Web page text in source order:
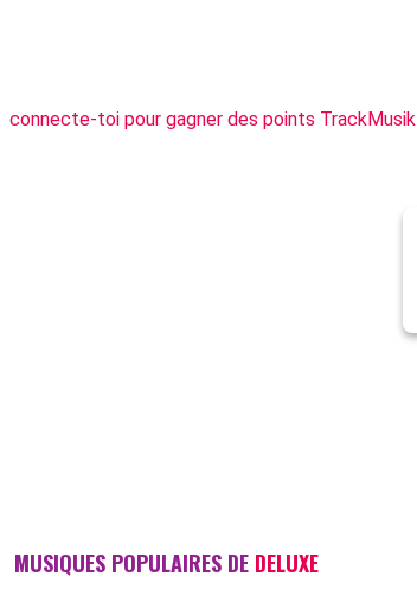
connecte-toi pour gagner des points TrackMusik
MUSIQUES POPULAIRES DE DELUXE